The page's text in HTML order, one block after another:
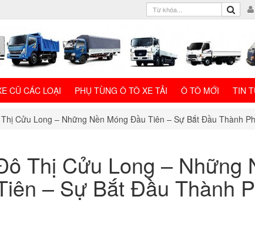
CŨ CÁC LOẠI PHỤ TÙNG Ô TÔ XE TẢI Ô TÔ MỚI TIN
Cửu Long – Những Nền Móng Đầu Tiên – Sự Bắt Đầu Thành
Thị Cửu Long – Những
– Sự Bắt Đầu Thành